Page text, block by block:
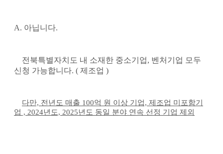
A. 아닙니다.
전북특별자치도 내 소재한 중소기업, 벤처기업 모두
신청 가능합니다. ( 제조업 )
다만, 전년도 매출 100억 원 이상 기업, 제조업 미포함기
업 , 2024년도, 2025년도 동일 분야 연속 선정 기업 제외